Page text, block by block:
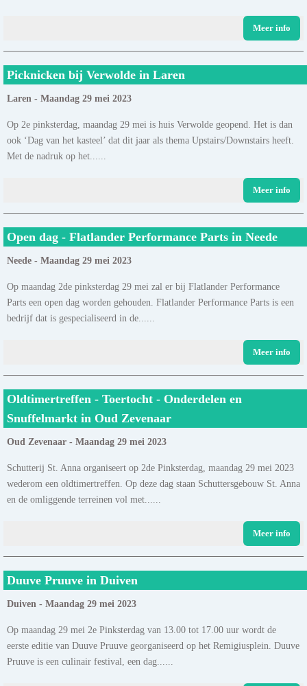
Meer info
Picknicken bij Verwolde in Laren
Laren - Maandag 29 mei 2023
Op 2e pinksterdag, maandag 29 mei is huis Verwolde geopend. Het is dan
ook ‘Dag van het kasteel’ dat dit jaar als thema Upstairs/Downstairs heeft.
Met de nadruk op het......
Meer info
Open dag - Flatlander Performance Parts in Neede
Neede - Maandag 29 mei 2023
Op maandag 2de pinksterdag 29 mei zal er bij Flatlander Performance
Parts een open dag worden gehouden. Flatlander Performance Parts is een
bedrijf dat is gespecialiseerd in de......
Meer info
Oldtimertreffen - Toertocht - Onderdelen en
Snuffelmarkt in Oud Zevenaar
Oud Zevenaar - Maandag 29 mei 2023
Schutterij St. Anna organiseert op 2de Pinksterdag, maandag 29 mei 2023
wederom een oldtimertreffen. Op deze dag staan Schuttersgebouw St. Anna
en de omliggende terreinen vol met......
Meer info
Duuve Pruuve in Duiven
Duiven - Maandag 29 mei 2023
Op maandag 29 mei 2e Pinksterdag van 13.00 tot 17.00 uur wordt de
eerste editie van Duuve Pruuve georganiseerd op het Remigiusplein. Duuve
Pruuve is een culinair festival, een dag......